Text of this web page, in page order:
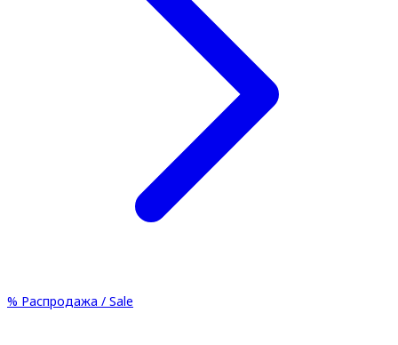
% Распродажа / Sale